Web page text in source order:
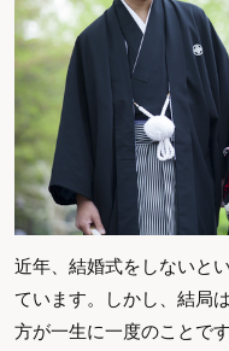
近年、結婚式をしないと
ています。しかし、結局
方が一生に一度のことで